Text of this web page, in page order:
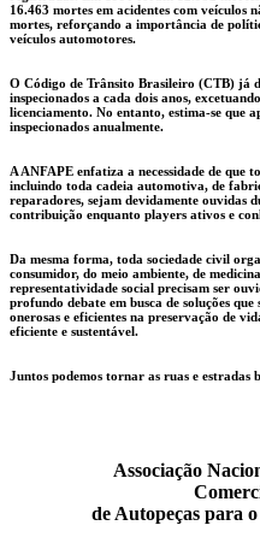
16.463 mortes em acidentes com veículos
mortes, reforçando a importância de
veículos automotores.
O Código de Trânsito Brasileiro (CTB) já
inspecionados a cada dois anos,
licenciamento. No entanto, estima-se que
inspecionados anualmente.
A ANFAPE enfatiza a necessidade de que
incluindo toda cadeia automotiva, de
reparadores, sejam devidamente ouvidas
contribuição enquanto players ativos e
Da mesma forma, toda sociedade civil
consumidor, do meio ambiente, de
representatividade social precisam ser
profundo debate em busca de soluções que
onerosas e eficientes na preservação de
eficiente e sustentável.
Juntos podemos tornar as ruas e estradas
Associação
de Autopeças para